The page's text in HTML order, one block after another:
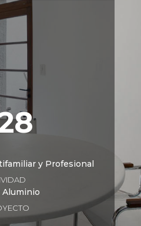
y Profesional
Aluminio